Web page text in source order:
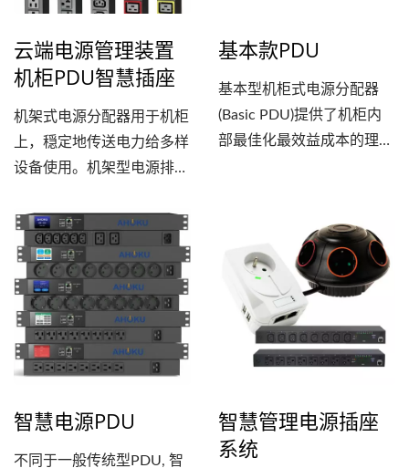
云端电源管理装置
机柜PDU智慧插座
机架式电源分配器用于机柜
上，穏定地传送电力给多样
设备使用。机架型电源排插
断电源（UPS）发电机或市
电电源传输到伺服器和其他
IT讯息设备的电源传输;或是
办公室、工作站等，多样安
装，增加用电多元性与便
利。随着数据中心规模不断
扩大、云计算带来的虚拟化
基本款PDU
基本型机柜式电源分配器
(Basic PDU)提供了机柜内
部最佳化最效益成本的理想
格电子也提供多元完善的保
护功能。基本型电源分配器
可多种灵活各国插座配置及
可选择水平或是垂直安装方
式，同时也可以根据客户需
求进行定制，包括各种尺
座数量和类型。满足客户需
求也让资料中心的配电更有
智慧电源PDU
不同于一般传统型PDU, 智
智慧管理电源插座
系统